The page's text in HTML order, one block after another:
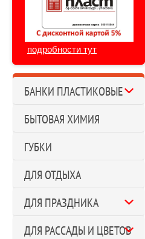
подробности тут
БАНКИ ПЛАСТИКОВЫЕ
БЫТОВАЯ ХИМИЯ
ГУБКИ
ДЛЯ ОТДЫХА
ДЛЯ ПРАЗДНИКА
ДЛЯ РАССАДЫ И ЦВЕТОВ